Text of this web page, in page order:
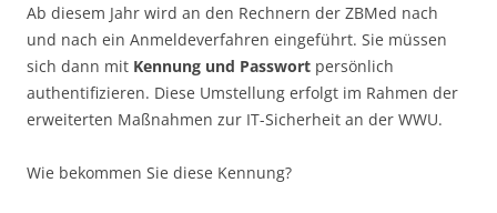
Ab diesem Jahr wird an den Rechnern der ZBMed nach
und nach ein Anmeldeverfahren eingeführt. Sie müssen
sich dann mit Kennung und Passwort persönlich
authentifizieren. Diese Umstellung erfolgt im Rahmen der
erweiterten Maßnahmen zur IT-Sicherheit an der WWU.
Wie bekommen Sie diese Kennung?